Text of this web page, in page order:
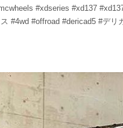
#xdseries #xd137
#4wd #offroad #dericad5 #デリ